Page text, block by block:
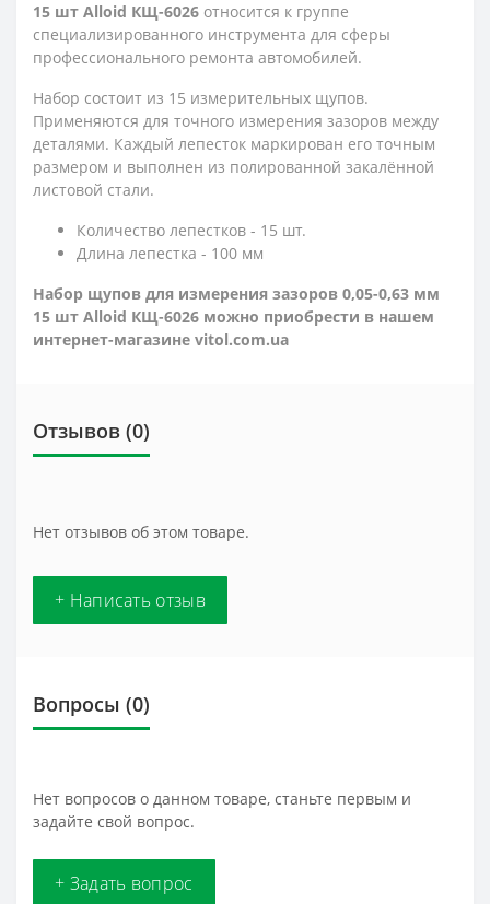
15 шт Alloid КЩ-6026 относится к группе
специализированного инструмента для сферы
профессионального ремонта автомобилей.
Набор состоит из 15 измерительных щупов.
Применяются для точного измерения зазоров между
деталями. Каждый лепесток маркирован его точным
размером и выполнен из полированной закалённой
листовой стали.
Количество лепестков - 15 шт.
Длина лепестка - 100 мм
Набор щупов для измерения зазоров 0,05-0,63 мм
15 шт Alloid КЩ-6026 можно приобрести в нашем
интернет-магазине vitol.com.ua
Отзывов (0)
Нет отзывов об этом товаре.
+ Написать отзыв
Вопросы (0)
Нет вопросов о данном товаре, станьте первым и
задайте свой вопрос.
+ Задать вопрос